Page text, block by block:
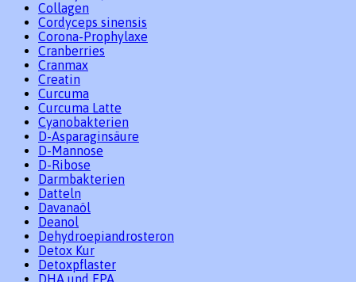
Collagen
Cordyceps sinensis
Corona-Prophylaxe
Cranberries
Cranmax
Creatin
Curcuma
Curcuma Latte
Cyanobakterien
D-Asparaginsäure
D-Mannose
D-Ribose
Darmbakterien
Datteln
Davanaöl
Deanol
Dehydroepiandrosteron
Detox Kur
Detoxpflaster
DHA und EPA